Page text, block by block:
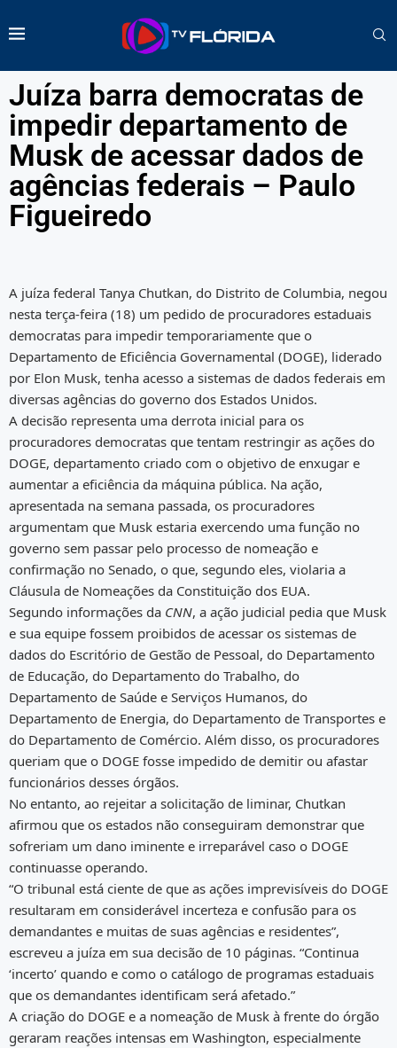
Juíza barra democratas de
impedir departamento de
Musk de acessar dados de
agências federais – Paulo
Figueiredo
A juíza federal Tanya Chutkan, do Distrito de Columbia, negou
nesta terça-feira (18) um pedido de procuradores estaduais
democratas para impedir temporariamente que o
Departamento de Eficiência Governamental (DOGE), liderado
por Elon Musk, tenha acesso a sistemas de dados federais em
diversas agências do governo dos Estados Unidos.
A decisão representa uma derrota inicial para os
procuradores democratas que tentam restringir as ações do
DOGE, departamento criado com o objetivo de enxugar e
aumentar a eficiência da máquina pública. Na ação,
apresentada na semana passada, os procuradores
argumentam que Musk estaria exercendo uma função no
governo sem passar pelo processo de nomeação e
confirmação no Senado, o que, segundo eles, violaria a
Cláusula de Nomeações da Constituição dos EUA.
Segundo informações da CNN, a ação judicial pedia que Musk
e sua equipe fossem proibidos de acessar os sistemas de
dados do Escritório de Gestão de Pessoal, do Departamento
de Educação, do Departamento do Trabalho, do
Departamento de Saúde e Serviços Humanos, do
Departamento de Energia, do Departamento de Transportes e
do Departamento de Comércio. Além disso, os procuradores
queriam que o DOGE fosse impedido de demitir ou afastar
funcionários desses órgãos.
No entanto, ao rejeitar a solicitação de liminar, Chutkan
afirmou que os estados não conseguiram demonstrar que
sofreriam um dano iminente e irreparável caso o DOGE
continuasse operando.
“O tribunal está ciente de que as ações imprevisíveis do DOGE
resultaram em considerável incerteza e confusão para os
demandantes e muitas de suas agências e residentes”,
escreveu a juíza em sua decisão de 10 páginas. “Continua
‘incerto’ quando e como o catálogo de programas estaduais
que os demandantes identificam será afetado.”
A criação do DOGE e a nomeação de Musk à frente do órgão
geraram reações intensas em Washington, especialmente